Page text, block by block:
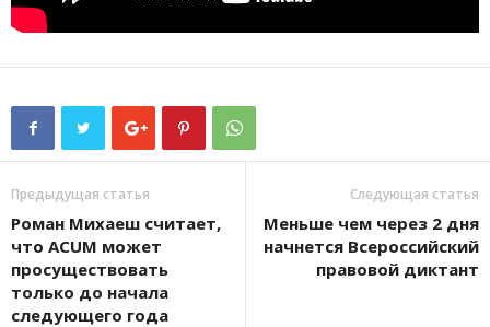
Предыдущая статья
Роман Михаеш считает,
что ACUM может
просуществовать
только до начала
следующего года
Следующая статья
Меньше чем через 2 дня
начнется Всероссийский
правовой диктант